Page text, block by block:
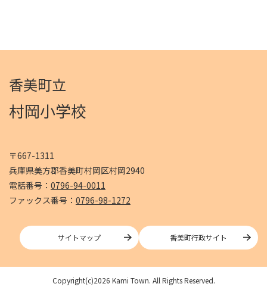
香美町立
村岡小学校
〒667-1311
兵庫県美方郡香美町村岡区村岡2940
電話番号： 0796-94-0011
ファックス番号： 0796-98-1272
サイトマップ 香美町行政サイト
Copyright(c)2026 Kami Town. All Rights Reserved.